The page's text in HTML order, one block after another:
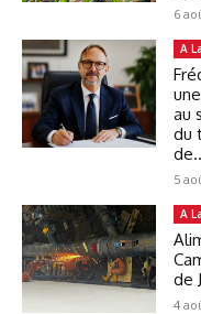
6
A
au
du
5
A
de
4